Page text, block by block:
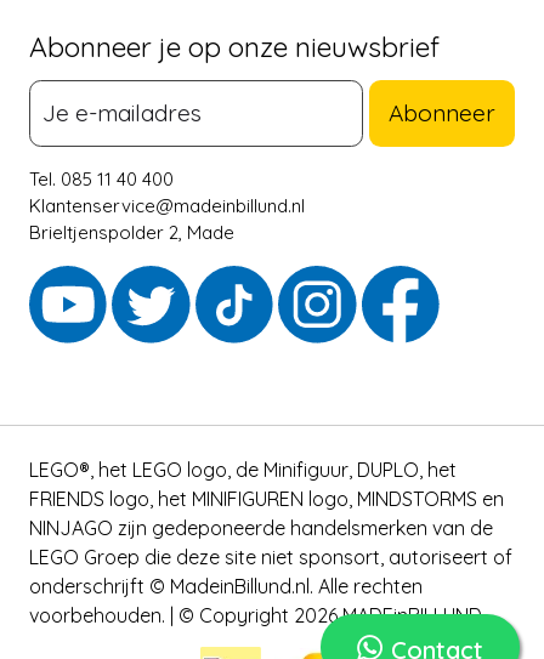
Contact
Abonneer je op onze nieuwsbrief
Abonneer
Tel. 085 11 40 400
Klantenservice@madeinbillund.nl
Brieltjenspolder 2, Made
LEGO®, het LEGO logo, de Minifiguur, DUPLO, het
FRIENDS logo, het MINIFIGUREN logo, MINDSTORMS en
NINJAGO zijn gedeponeerde handelsmerken van de
LEGO Groep die deze site niet sponsort, autoriseert of
onderschrijft © MadeinBillund.nl. Alle rechten
voorbehouden. | © Copyright 2026 MADEinBILLUND